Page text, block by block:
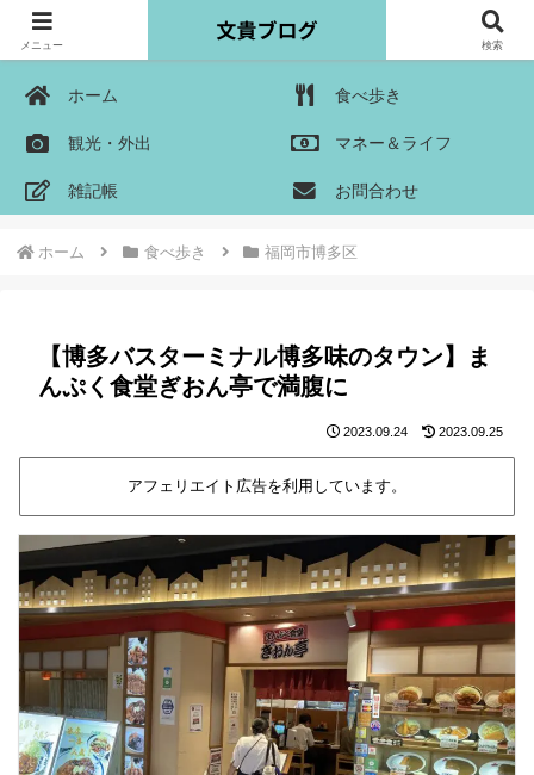
ホーム 食べ歩き
観光・外出 マネー＆ライフ
雑記帳 お問合わせ
ホーム 食べ歩き 福岡市博多区
【博多バスターミナル博多味のタウン】ま
んぷく食堂ぎおん亭で満腹に
2023.09.24 2023.09.25
アフェリエイト広告を利用しています。
メニュー 検索